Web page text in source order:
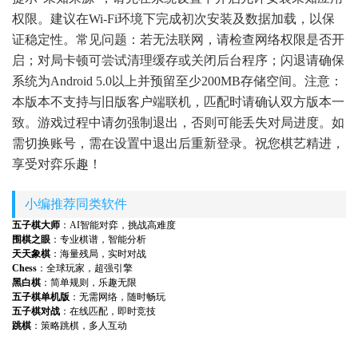
权限。建议在Wi-Fi环境下完成初次安装及数据加载，以保
证稳定性。常见问题：若无法联网，请检查网络权限是否开
启；对局卡顿可尝试清理缓存或关闭后台程序；闪退请确保
系统为Android 5.0以上并预留至少200MB存储空间。注意：
本版本不支持与旧版客户端联机，匹配时请确认双方版本一
致。游戏过程中请勿强制退出，否则可能丢失对局进度。如
需切换账号，需在设置中退出后重新登录。祝您棋艺精进，
享受对弈乐趣！
小编推荐同类软件
五子棋大师 ：AI智能对弈，挑战高难度
围棋之眼 ：专业棋谱，智能分析
天天象棋 ：海量残局，实时对战
Chess ：全球玩家，超强引擎
黑白棋 ：简单规则，乐趣无限
五子棋单机版 ：无需网络，随时畅玩
五子棋对战 ：在线匹配，即时竞技
跳棋 ：策略跳棋，多人互动